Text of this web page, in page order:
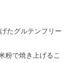
たグルテンフリー
粉で焼き上げるこ